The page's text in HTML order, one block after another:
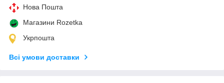
Нова Пошта
Магазини Rozetka
Укрпошта
Всі умови доставки